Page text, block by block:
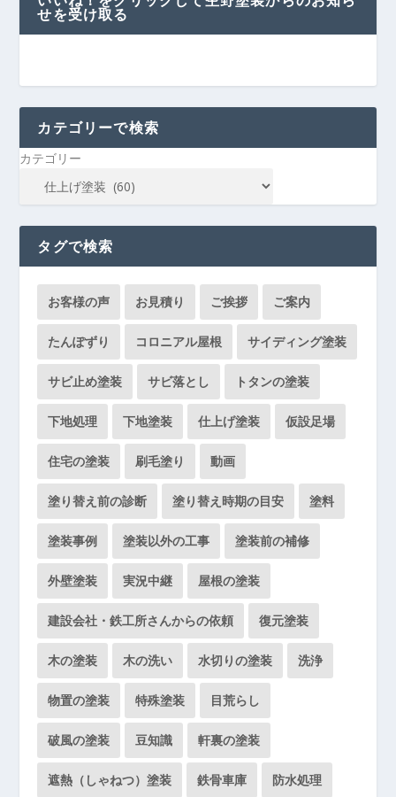
せを受け取る
カテゴリーで検索
カテゴリー
タグで検索
お客様の声 お見積り ご挨拶 ご案内
たんぽずり コロニアル屋根 サイディング塗装
サビ止め塗装 サビ落とし トタンの塗装
下地処理 下地塗装 仕上げ塗装 仮設足場
住宅の塗装 刷毛塗り 動画
塗り替え前の診断 塗り替え時期の目安 塗料
塗装事例 塗装以外の工事 塗装前の補修
外壁塗装 実況中継 屋根の塗装
建設会社・鉄工所さんからの依頼 復元塗装
木の塗装 木の洗い 水切りの塗装 洗浄
物置の塗装 特殊塗装 目荒らし
破風の塗装 豆知識 軒裏の塗装
遮熱（しゃねつ）塗装 鉄骨車庫 防水処理